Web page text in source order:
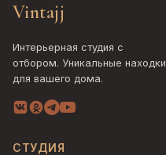
Vintajj
Интерьерная студия с
отбором. Уникальные находки
для вашего дома.
СТУДИЯ